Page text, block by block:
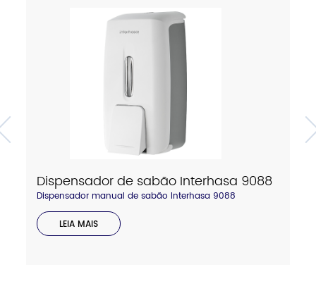
Dispensador de sabão Interhasa 9088
Dispensador manual de sabão Interhasa 9088
LEIA MAIS